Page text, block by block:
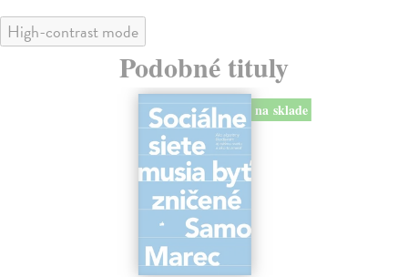
High-contrast mode
Podobné tituly
na sklade